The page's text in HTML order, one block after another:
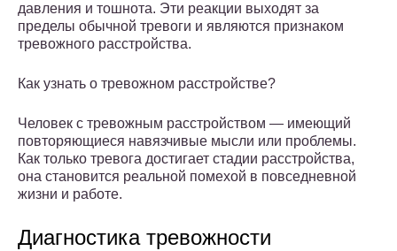
давления и тошнота. Эти реакции выходят за
пределы обычной тревоги и являются признаком
тревожного расстройства.
Как узнать о тревожном расстройстве?
Человек с тревожным расстройством — имеющий
повторяющиеся навязчивые мысли или проблемы.
Как только тревога достигает стадии расстройства,
она становится реальной помехой в повседневной
жизни и работе.
Диагностика тревожности